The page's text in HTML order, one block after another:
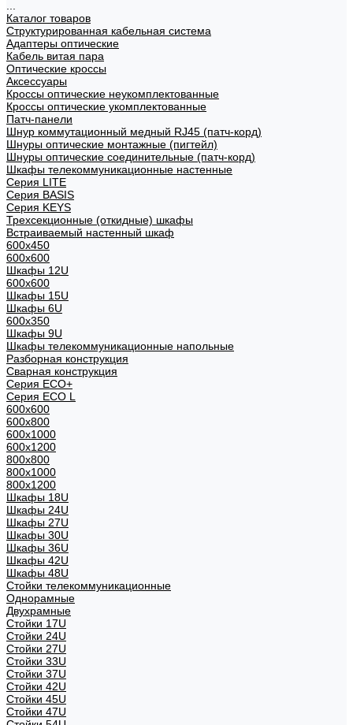
Каталог товаров
Структурированная кабельная система
Адаптеры оптические
Кабель витая пара
Оптические кроссы
Аксессуары
Кроссы оптические неукомплектованные
Кроссы оптические укомплектованные
Патч-панели
Шнур коммутационный медный RJ45 (патч-корд)
Шнуры оптические монтажные (пигтейл)
Шнуры оптические соединительные (патч-корд)
Шкафы телекоммуникационные настенные
Cерия LITE
Cерия BASIS
Cерия KEYS
Трехсекционные (откидные) шкафы
Встраиваемый настенный шкаф
600x450
600x600
Шкафы 12U
600x600
Шкафы 15U
Шкафы 6U
600x350
Шкафы 9U
Шкафы телекоммуникационные напольные
Разборная конструкция
Сварная конструкция
Серия ECO+
Серия ECO L
600x600
600x800
600х1000
600х1200
800x800
800х1000
800х1200
Шкафы 18U
Шкафы 24U
Шкафы 27U
Шкафы 30U
Шкафы 36U
Шкафы 42U
Шкафы 48U
Стойки телекоммуникационные
Однорамные
Двухрамные
Стойки 17U
Стойки 24U
Стойки 27U
Стойки 33U
Стойки 37U
Стойки 42U
Стойки 45U
Стойки 47U